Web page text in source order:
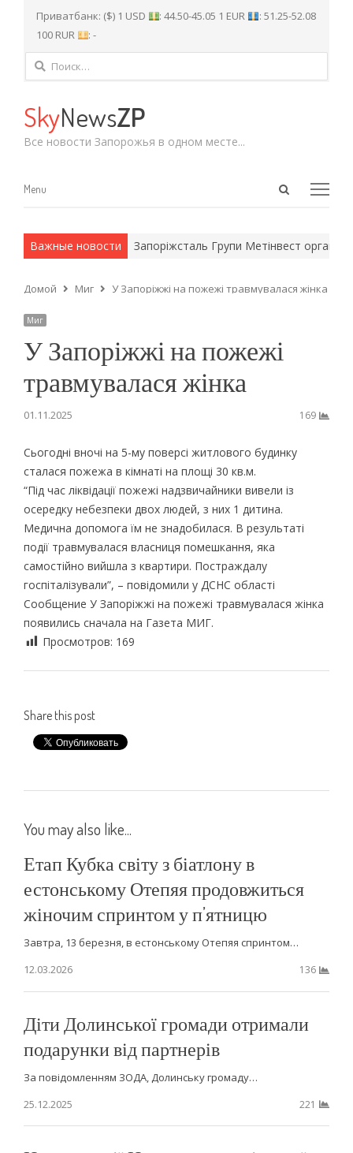
Приватбанк: ($) 1 USD : 44.50-45.05 1 EUR
: 51.25-52.08
100 RUR
: -
Найти:
SkyNewsZP
Все новости Запорожья в одном месте...
Open
Menu
Menu
Важные новости
армейские методы. Запоріжсталь Групи Метінвест
Домой Миг У Запоріжжі на пожежі травмувалася жінка
Миг
У Запоріжжі на пожежі
травмувалася жінка
01.11.2025 169
Сьогодні вночі на 5-му поверсі житлового будинку
сталася пожежа в кімнаті на площі 30 кв.м.
“Під час ліквідації пожежі надзвичайники вивели із
осередку небезпеки двох людей, з них 1 дитина.
Медична допомога їм не знадобилася. В результаті
події травмувалася власниця помешкання, яка
самостійно вийшла з квартири. Постраждалу
госпіталізували”, – повідомили у ДСНС області
Сообщение У Запоріжжі на пожежі травмувалася жінка
появились сначала на Газета МИГ.
Просмотров: 169
Share this post
You may also like...
Етап Кубка світу з біатлону в
естонському Отепяя продовжиться
жіночим спринтом у п’ятницю
Завтра, 13 березня, в естонському Отепяя спринтом…
12.03.2026
136
Діти Долинської громади отримали
подарунки від партнерів
За повідомленням ЗОДА, Долинську громаду…
25.12.2025
221